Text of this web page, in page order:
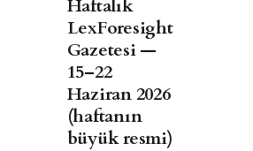
Haftalık
LexForesight
Gazetesi —
15–22
Haziran 2026
(haftanın
büyük resmi)